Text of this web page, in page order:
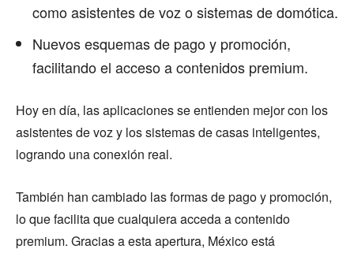
como asistentes de voz o sistemas de domótica.
Nuevos esquemas de pago y promoción,
facilitando el acceso a contenidos premium.
Hoy en día, las aplicaciones se entienden mejor con los
asistentes de voz y los sistemas de casas inteligentes,
logrando una conexión real.
También han cambiado las formas de pago y promoción,
lo que facilita que cualquiera acceda a contenido
premium. Gracias a esta apertura, México está